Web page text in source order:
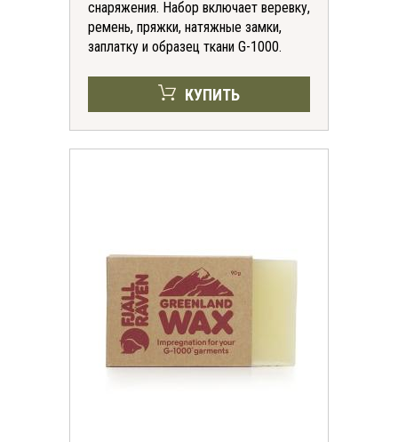
снаряжения. Набор включает веревку,
ремень, пряжки, натяжные замки,
заплатку и образец ткани G-1000.
КУПИТЬ